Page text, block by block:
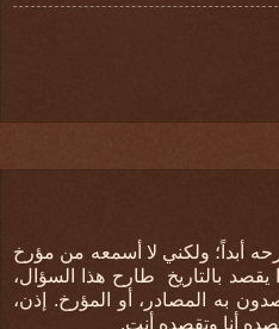
أبداً؛ ولكني لا أسمعه من مؤرخ
يقصد بالتاريخ طارح هذا السؤال،
به المصادر، أو المؤرخ. إذن،
أنا وتقصده أنت.